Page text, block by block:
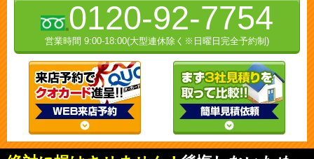
0120-92-7754
営業時間 9:00-18:00(大型連休除く※日曜日完全予約制)